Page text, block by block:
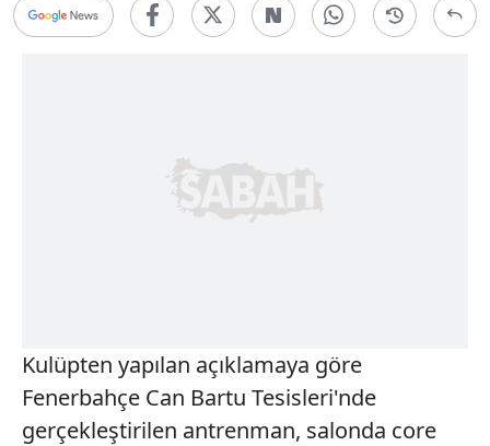
Kulüpten yapılan açıklamaya göre
Fenerbahçe Can Bartu Tesisleri'nde
gerçekleştirilen antrenman, salonda core